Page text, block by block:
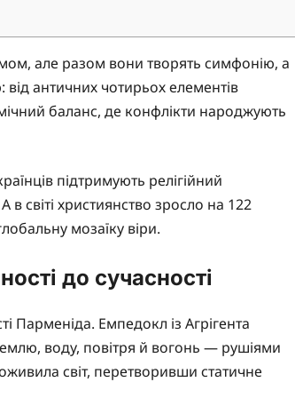
але разом вони творять симфонію, а
античних чотирьох елементів
баланс, де конфлікти народжують
підтримують релігійний
світі християнство зросло на 122
мозаїку віри.
до сучасності
Парменіда. Емпедокл із Агрігента
воду, повітря й вогонь — рушіями
світ, перетворивши статичне